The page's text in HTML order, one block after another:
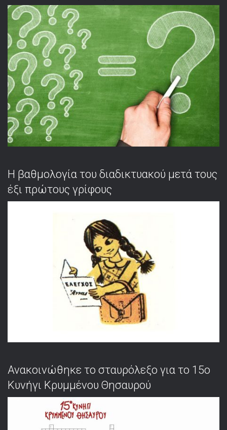
Η βαθμολογία του διαδικτυακού μετά τους
έξι πρώτους γρίφους
Ανακοινώθηκε το σταυρόλεξο για το 15ο
Κυνήγι Κρυμμένου Θησαυρού